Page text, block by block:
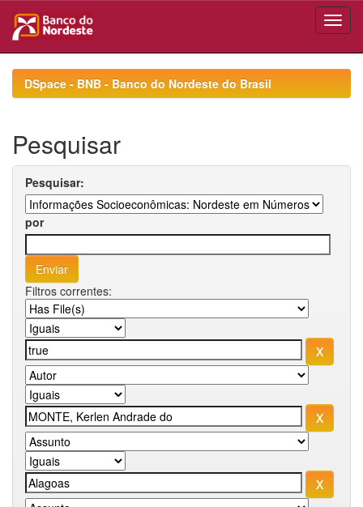
navigationDSpace - BNB - Banco do Nordeste do Brasil
Pesquisar
Pesquisar:
por
Filtros correntes: